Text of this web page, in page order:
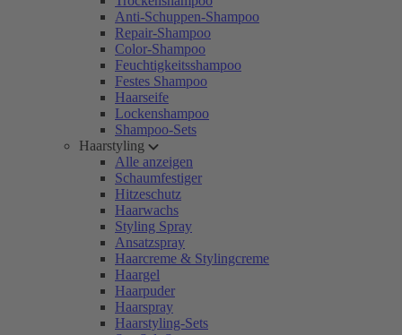
Anti-Schuppen-Shampoo
Repair-Shampoo
Color-Shampoo
Feuchtigkeitsshampoo
Festes Shampoo
Haarseife
Lockenshampoo
Shampoo-Sets
Haarstyling
Alle anzeigen
Schaumfestiger
Hitzeschutz
Haarwachs
Styling Spray
Ansatzspray
Haarcreme & Stylingcreme
Haargel
Haarpuder
Haarspray
Haarstyling-Sets